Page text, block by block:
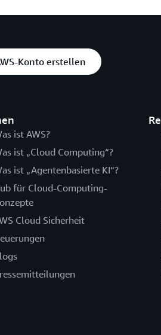
Konto erstellen
ist AWS?
ist „Cloud Computing“?
ist „Agentenbasierte KI“?
für Cloud-Computing-
Cloud Sicherheit